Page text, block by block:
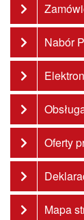
Nabór
Oferty
Mapa